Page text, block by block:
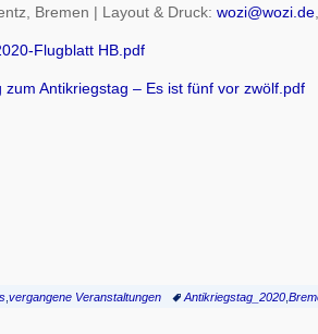
Bremen | Layout & Druck: wozi@wozi.de
Flugblatt HB.pdf
zum Antikriegstag – Es ist fünf vor zwölf.pdf
, vergangene Veranstaltungen Antikriegstag_2020 ,